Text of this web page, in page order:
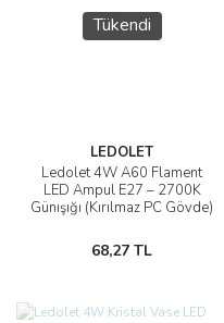
Tükendi
LEDOLET
Ledolet 4W A60 Flament
LED Ampul E27 – 2700K
Günışığı (Kırılmaz PC Gövde)
68,27 TL